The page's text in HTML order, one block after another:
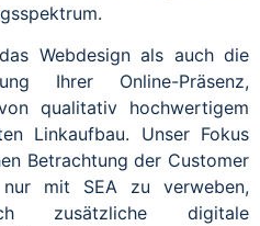
Webdesign als auch die
Ihrer Online-Präsenz,
qualitativ hochwertigem
Linkaufbau. Unser Fokus
Betrachtung der Customer
mit SEA zu verweben,
zusätzliche digitale